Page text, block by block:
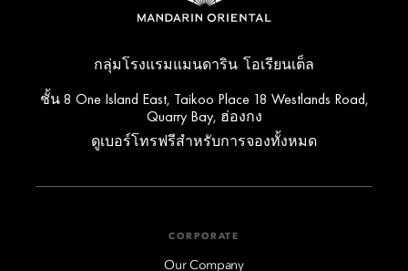
กลุ่มโรงแรมแมนดาริน โอเรียนเต็ล
ชั้น 8 One Island East, Taikoo Place 18 Westlands Road,
Quarry Bay, ฮ่องกง
ดูเบอร์โทรฟรีสำหรับการจองทั้งหมด
CORPORATE
Our Company